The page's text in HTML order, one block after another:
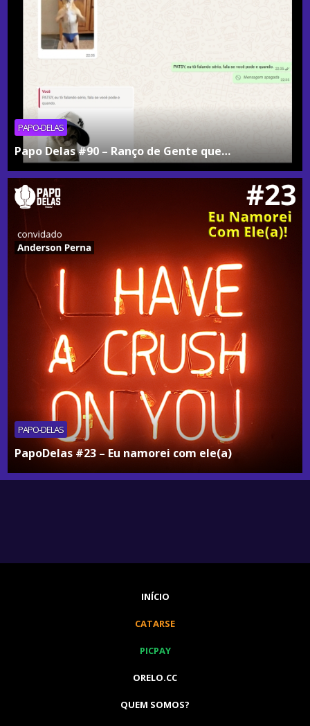
PAPO-DELAS
Papo Delas #90 – Ranço de Gente que…
PAPO-DELAS
PapoDelas #23 – Eu namorei com ele(a)
INÍCIO
CATARSE
PICPAY
ORELO.CC
QUEM SOMOS?